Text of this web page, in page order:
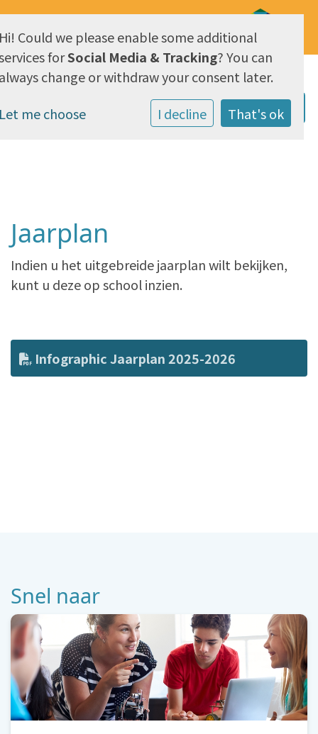
AVG & Privacy
Jaarplan
Indien u het uitgebreide jaarplan wilt bekijken,
kunt u deze op school inzien.
Infographic Jaarplan 2025-2026
Snel naar
Could we please enable some additional
forSocial Media & Tracking? You can
change or withdraw your consent later.
me choose
I decline That's ok